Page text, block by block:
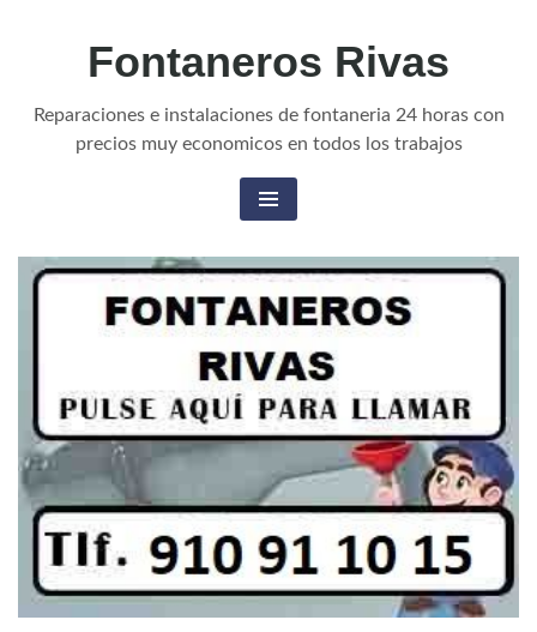
Fontaneros Rivas
Reparaciones e instalaciones de fontaneria 24 horas con
precios muy economicos en todos los trabajos